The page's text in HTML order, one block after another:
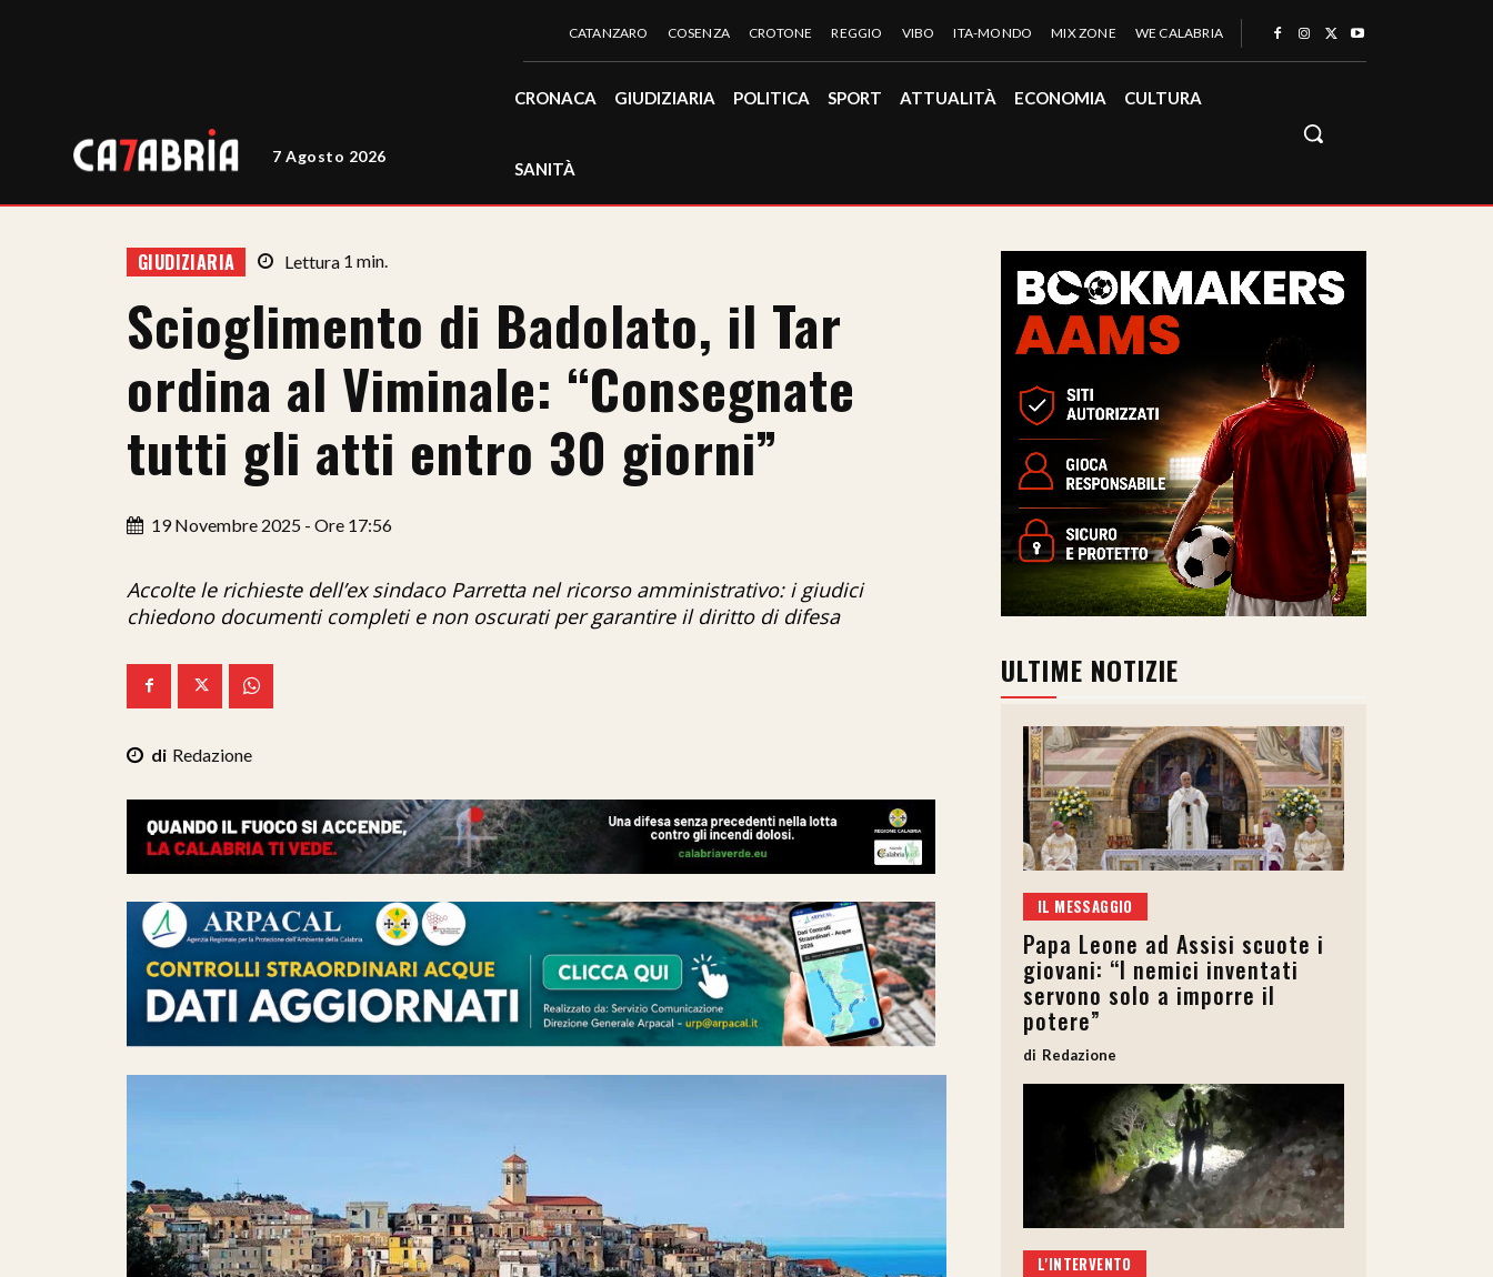
7 Agosto 2026
CATANZARO COSENZA CROTONE REGGIO VIBO ITA-MONDO MIX ZONE WE CALABRIA
CRONACA GIUDIZIARIA POLITICA SPORT ATTUALITÀ ECONOMIA CULTURA
SANITÀ
GIUDIZIARIA Lettura 1 min.
Scioglimento di Badolato, il Tar
ordina al Viminale: “Consegnate
tutti gli atti entro 30 giorni”
19 Novembre 2025 - Ore 17:56
Accolte le richieste dell’ex sindaco Parretta nel ricorso amministrativo: i giudici
chiedono documenti completi e non oscurati per garantire il diritto di difesa
Redazione
ULTIME NOTIZIE
IL MESSAGGIO
Papa Leone ad Assisi scuote i
giovani: “I nemici inventati
servono solo a imporre il
potere”
Redazione
L'INTERVENTO